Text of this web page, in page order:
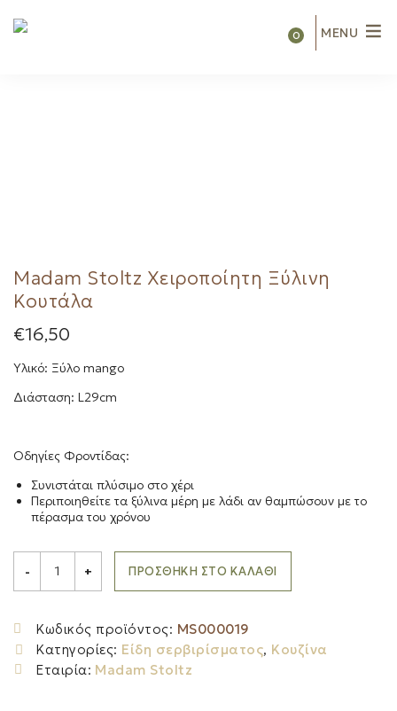
MENU
0
Madam Stoltz Χειροποίητη Ξύλινη
Κουτάλα
€16,50
Υλικό: Ξύλο mango
Διάσταση: L29cm
Οδηγίες Φροντίδας:
Συνιστάται πλύσιμο στο χέρι
Περιποιηθείτε τα ξύλινα μέρη με λάδι αν θαμπώσουν με το
πέρασμα του χρόνου
Madam
Stoltz
quantity
- + ΠΡΟΣΘΉΚΗ ΣΤΟ ΚΑΛΆΘΙ
Κωδικός προϊόντος: MS000019
Κατηγορίες: Είδη σερβιρίσματος, Κουζίνα
Εταιρία: Madam Stoltz